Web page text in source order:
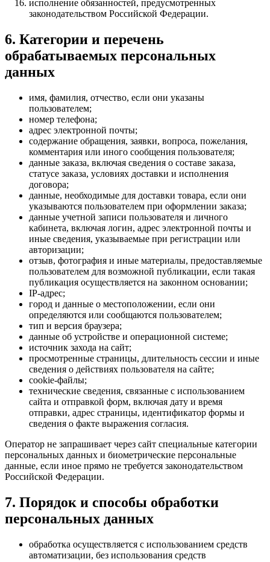
исполнение обязанностей, предусмотренных
законодательством Российской Федерации.
6. Категории и перечень
обрабатываемых персональных
данных
имя, фамилия, отчество, если они указаны
пользователем;
номер телефона;
адрес электронной почты;
содержание обращения, заявки, вопроса, пожелания,
комментария или иного сообщения пользователя;
данные заказа, включая сведения о составе заказа,
статусе заказа, условиях доставки и исполнения
договора;
данные, необходимые для доставки товара, если они
указываются пользователем при оформлении заказа;
данные учетной записи пользователя и личного
кабинета, включая логин, адрес электронной почты и
иные сведения, указываемые при регистрации или
авторизации;
отзыв, фотография и иные материалы, предоставляемые
пользователем для возможной публикации, если такая
публикация осуществляется на законном основании;
IP-адрес;
город и данные о местоположении, если они
определяются или сообщаются пользователем;
тип и версия браузера;
данные об устройстве и операционной системе;
источник захода на сайт;
просмотренные страницы, длительность сессии и иные
сведения о действиях пользователя на сайте;
cookie-файлы;
технические сведения, связанные с использованием
сайта и отправкой форм, включая дату и время
отправки, адрес страницы, идентификатор формы и
сведения о факте выражения согласия.
Оператор не запрашивает через сайт специальные категории
персональных данных и биометрические персональные
данные, если иное прямо не требуется законодательством
Российской Федерации.
7. Порядок и способы обработки
персональных данных
обработка осуществляется с использованием средств
автоматизации, без использования средств